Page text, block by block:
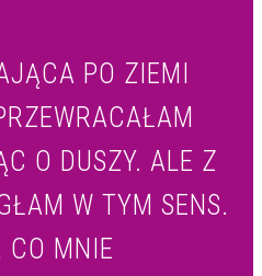
PO ZIEMI
O DUSZY. ALE Z
W TYM SENS.
CO MNIE